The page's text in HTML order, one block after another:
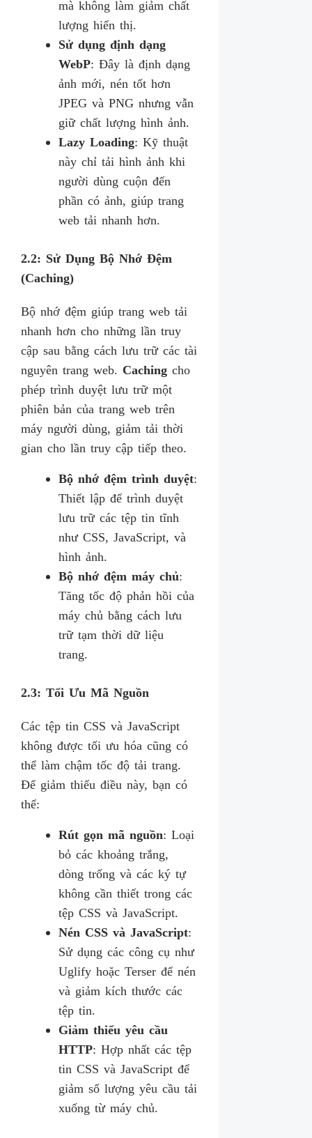
mà không làm giảm chất
lượng hiển thị.
Sử dụng định dạng
WebP: Đây là định dạng
ảnh mới, nén tốt hơn
JPEG và PNG nhưng vẫn
giữ chất lượng hình ảnh.
Lazy Loading: Kỹ thuật
này chỉ tải hình ảnh khi
người dùng cuộn đến
phần có ảnh, giúp trang
web tải nhanh hơn.
2.2: Sử Dụng Bộ Nhớ Đệm
(Caching)
Bộ nhớ đệm giúp trang web tải
nhanh hơn cho những lần truy
cập sau bằng cách lưu trữ các tài
nguyên trang web. Caching cho
phép trình duyệt lưu trữ một
phiên bản của trang web trên
máy người dùng, giảm tải thời
gian cho lần truy cập tiếp theo.
Bộ nhớ đệm trình duyệt:
Thiết lập để trình duyệt
lưu trữ các tệp tin tĩnh
như CSS, JavaScript, và
hình ảnh.
Bộ nhớ đệm máy chủ:
Tăng tốc độ phản hồi của
máy chủ bằng cách lưu
trữ tạm thời dữ liệu
trang.
2.3: Tối Ưu Mã Nguồn
Các tệp tin CSS và JavaScript
không được tối ưu hóa cũng có
thể làm chậm tốc độ tải trang.
Để giảm thiểu điều này, bạn có
thể:
Rút gọn mã nguồn: Loại
bỏ các khoảng trắng,
dòng trống và các ký tự
không cần thiết trong các
tệp CSS và JavaScript.
Nén CSS và JavaScript:
Sử dụng các công cụ như
Uglify hoặc Terser để nén
và giảm kích thước các
tệp tin.
Giảm thiểu yêu cầu
HTTP: Hợp nhất các tệp
tin CSS và JavaScript để
giảm số lượng yêu cầu tải
xuống từ máy chủ.